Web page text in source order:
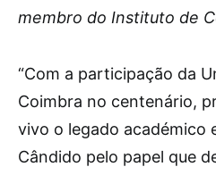
membro do Instituto de
“Com a participação da
Coimbra no centenário,
vivo o legado académico
Cândido pelo papel que